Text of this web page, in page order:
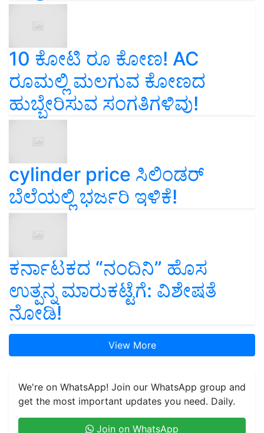
10 ಕೋಟಿ ರೂ ಕೋಣ! AC
ರೂಮಲ್ಲಿ ಮಲಗುವ ಕೋಣದ
ಹುಬ್ಬೇರಿಸುವ ಸಂಗತಿಗಳಿವು!
cylinder price ಸಿಲಿಂಡರ್‌
ಬೆಲೆಯಲ್ಲಿ ಭರ್ಜರಿ ಇಳಿಕೆ!
ಕರ್ನಾಟಕದ “ನಂದಿನಿ” ಹೊಸ
ಉತ್ಪನ್ನ ಮಾರುಕಟ್ಟೆಗೆ: ವಿಶೇಷತೆ
ನೋಡಿ!
View More
We're on WhatsApp! Join our WhatsApp group and
get the most important updates you need. Daily.
Join on WhatsApp